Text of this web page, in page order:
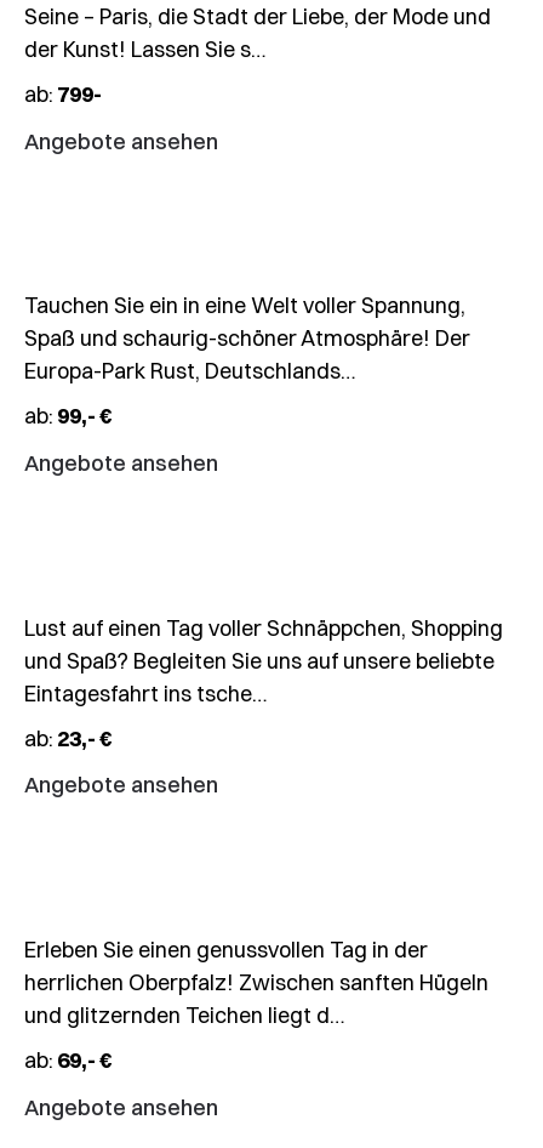
Seine – Paris, die Stadt der Liebe, der Mode und
der Kunst! Lassen Sie s…
ab: 799-
Angebote ansehen
31.10.2026
Halloween-
Special
Europa-
Tauchen Sie ein in eine Welt voller Spannung,
Spaß und schaurig-schöner Atmosphäre! Der
Europa-Park Rust, Deutschlands…
ab: 99,- €
Angebote ansehen
08.11.2026
Shopping
in
Lust auf einen Tag voller Schnäppchen, Shopping
und Spaß? Begleiten Sie uns auf unsere beliebte
Eintagesfahrt ins tsche…
ab: 23,- €
Angebote ansehen
11.11.2026
Tages-
Erleben Sie einen genussvollen Tag in der
herrlichen Oberpfalz! Zwischen sanften Hügeln
und glitzernden Teichen liegt d…
ab: 69,- €
Angebote ansehen
15.11.2026
3-
Tages-
Überraschungsfahrt
Fahrt